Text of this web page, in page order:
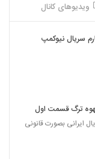
ویدیوهای کانال
سریال نیوکمپ
ترگ قسمت اول
ایرانی بصورت قانونی